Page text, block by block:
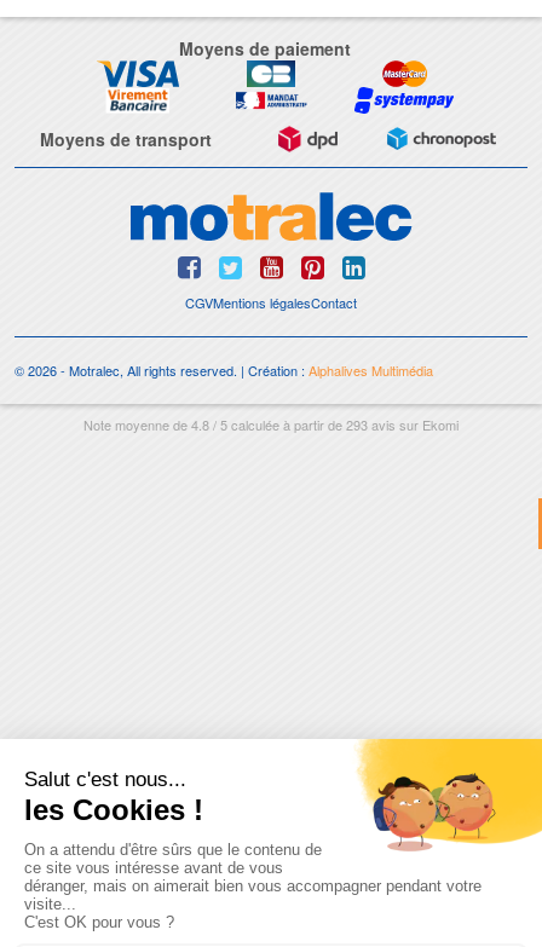
Moyens de paiement
Moyens de transport
CGVMentions légalesContact
© 2026 - Motralec, All rights reserved. | Création : Alphalives Multimédia
Note moyenne de4.8/5calculée à partir de293avis sur Ekomi